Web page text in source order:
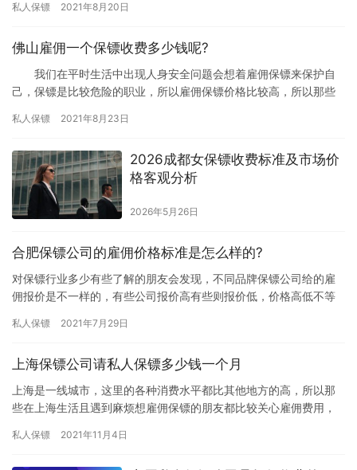
佣保镖…
私人保镖 2021年8月20日
佛山雇佣一个保镖收费多少钱呢?
我们在平时生活中出现人身安全问题会想着雇佣保镖来保护自
己，保镖是比较危险的职业，所以雇佣保镖价格比较高，所以那些
呢?”…
私人保镖 2021年8月23日
2026成都女保镖收费标准及市场价
格客观分析
2026年5月26日
合肥保镖公司的雇佣价格标准是怎么样的?
对保镖行业多少有些了解的朋友会发现，不同品牌保镖公司给的雇
佣报价是不一样的，有些公司报价高有些则报价低，价格高低不等
佣价…
私人保镖 2021年7月29日
上海保镖公司请私人保镖多少钱一个月
上海是一线城市，这里的各种消费水平都比其他地方的高，所以那
些在上海生活且遇到麻烦想雇佣保镖的朋友都比较关心雇佣费用，
请私…
私人保镖 2021年11月4日